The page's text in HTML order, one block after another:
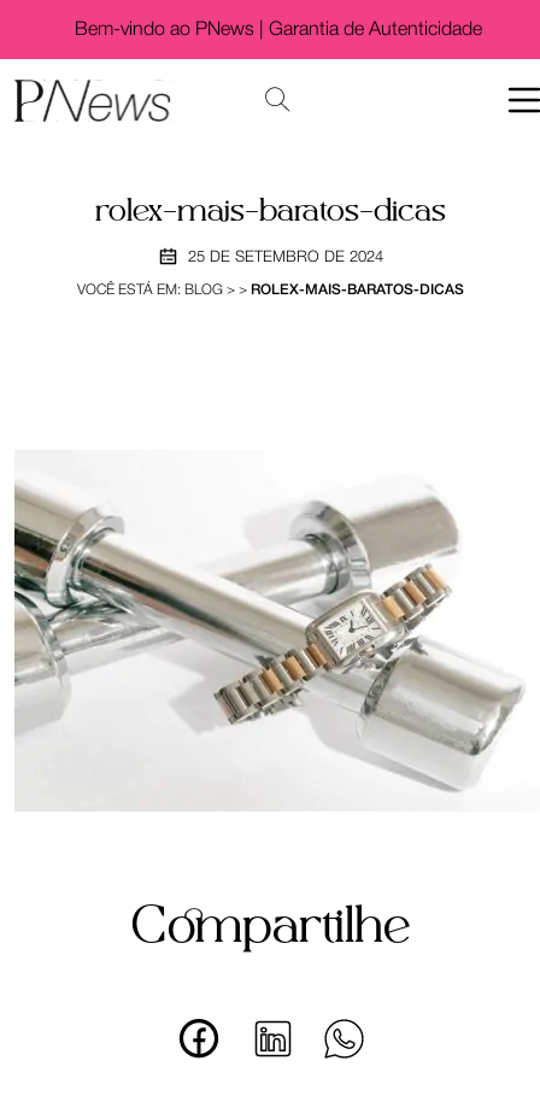
Bem-vindo ao PNews | Garantia de Autenticidade
rolex-mais-baratos-dicas
25 DE SETEMBRO DE 2024
VOCÊ ESTÁ EM: BLOG> > ROLEX-MAIS-BARATOS-DICAS
Compartilhe